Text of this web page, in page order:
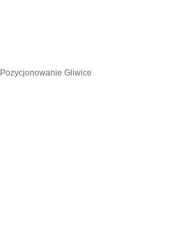
Pozycjonowanie Gliwice